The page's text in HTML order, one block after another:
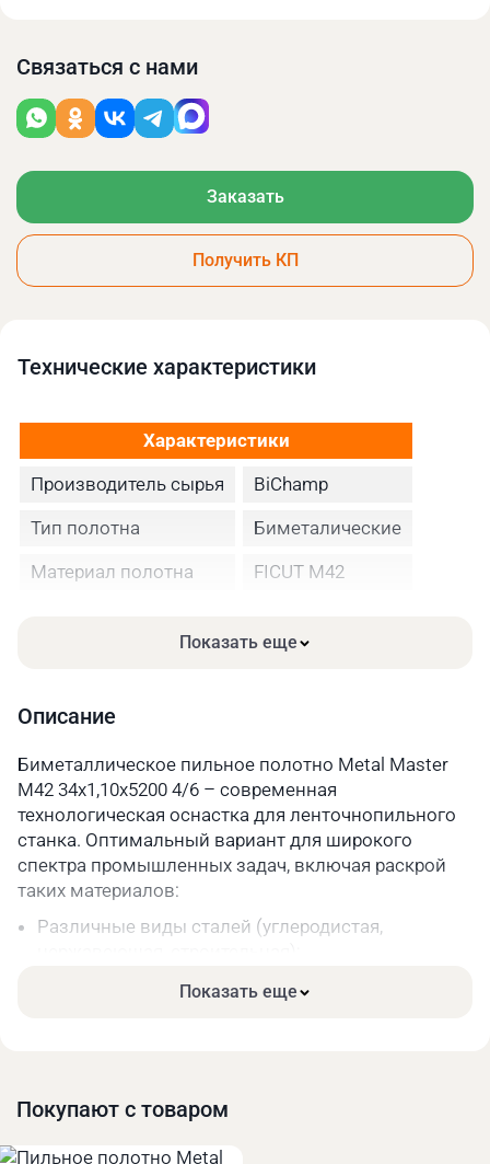
Связаться с нами
Заказать
Получить КП
Технические xарактеристики
Характеристики
Производитель сырья
BiChamp
Тип полотна
Биметалические
Материал полотна
FICUT М42
Параметры упакованного товара
Вес, кг
0,2
Длина, мм
330
Ширина, мм
330
Показать еще
Описание
Биметаллическое пильное полотно Metal Master
M42 34х1,10х5200 4/6 – современная
технологическая оснастка для ленточнопильного
станка. Оптимальный вариант для широкого
спектра промышленных задач, включая раскрой
таких материалов:
Различные виды сталей (углеродистая,
Цветные металлы и их сплавы.
из качественной быстрорежущей стали.
при высоких нагрузках.
Показать еще
Покупают с товаром